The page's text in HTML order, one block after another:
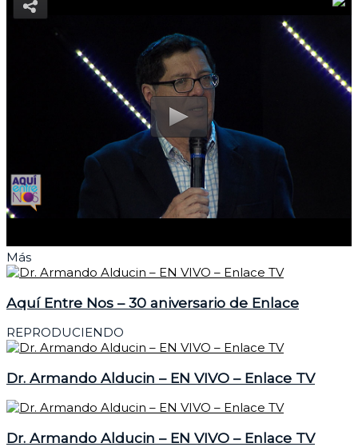
Más
Aquí Entre Nos – 30 aniversario de Enlace
REPRODUCIENDO
Dr. Armando Alducin – EN VIVO – Enlace TV
Dr. Armando Alducin – EN VIVO – Enlace TV